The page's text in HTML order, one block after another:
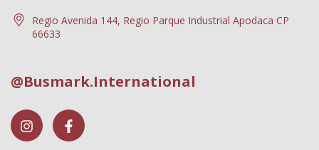
Regio Avenida 144, Regio Parque Industrial Apodaca CP
66633
@Busmark.International